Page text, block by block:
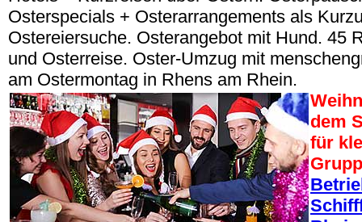
Osterspecials + Osterarrangements als
Ostereiersuche. Osterangebot mit Hund. 45
und Osterreise. Oster-Umzug mit
am Ostermontag in Rhens am Rhein.
dem
für